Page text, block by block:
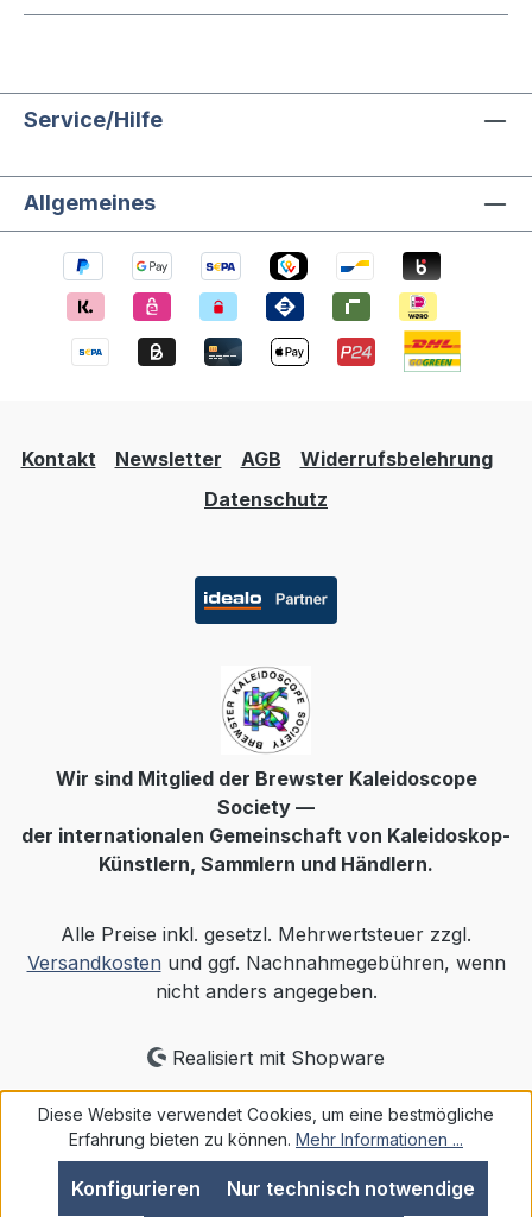
Service/Hilfe
Allgemeines
Kontakt Newsletter AGB
Widerrufsbelehrung
Datenschutz
Wir sind Mitglied der Brewster Kaleidoscope
Society —
der internationalen Gemeinschaft von Kaleidoskop-
Künstlern, Sammlern und Händlern.
Alle Preise inkl. gesetzl. Mehrwertsteuer zzgl.
Versandkosten und ggf. Nachnahmegebühren, wenn
nicht anders angegeben.
Realisiert mit Shopware
Diese Website verwendet Cookies, um eine bestmögliche
Erfahrung bieten zu können. Mehr Informationen ...
Nur technisch notwendige
Konfigurieren